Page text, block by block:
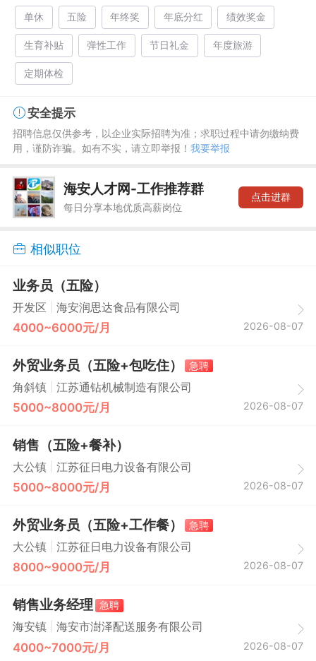
单休 五险 年终奖 年底分红 绩效奖金
生育补贴 弹性工作 节日礼金 年度旅游
定期体检
安全提示
招聘信息仅供参考，以企业实际招聘为准；求职过程中请勿缴纳费
用，谨防诈骗。如有不实，请立即举报！ 我要举报
海安人才网-工作推荐群
每日分享本地优质高薪岗位
点击进群
相似职位
业务员（五险）
开发区 海安润思达食品有限公司
4000~6000元/月 2026-08-07
外贸业务员（五险+包吃住）
急聘
角斜镇
江苏通钻机械制造有限公司
5000~8000元/月 2026-08-07
销售（五险+餐补）
大公镇 江苏征日电力设备有限公司
5000~8000元/月 2026-08-07
外贸业务员（五险+工作餐）
急聘
大公镇
江苏征日电力设备有限公司
8000~9000元/月 2026-08-07
销售业务经理 急聘
海安镇
海安市澍泽配送服务有限公司
4000~7000元/月 2026-08-07